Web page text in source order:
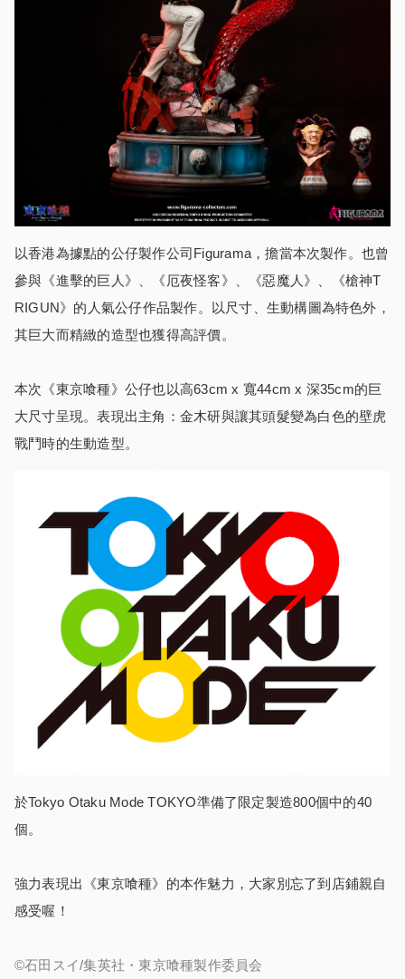
以香港為據點的公仔製作公司Figurama，擔當本次製作。也曾
參與《進擊的巨人》、《厄夜怪客》、《惡魔人》、《槍神T
RIGUN》的人氣公仔作品製作。以尺寸、生動構圖為特色外，
其巨大而精緻的造型也獲得高評價。
本次《東京喰種》公仔也以高63cm x 寬44cm x 深35cm的巨
大尺寸呈現。表現出主角：金木研與讓其頭髮變為白色的壁虎
戰鬥時的生動造型。
於Tokyo Otaku Mode TOKYO準備了限定製造800個中的40
個。
強力表現出《東京喰種》的本作魅力，大家別忘了到店鋪親自
感受喔！
©石田スイ/集英社・東京喰種製作委員会